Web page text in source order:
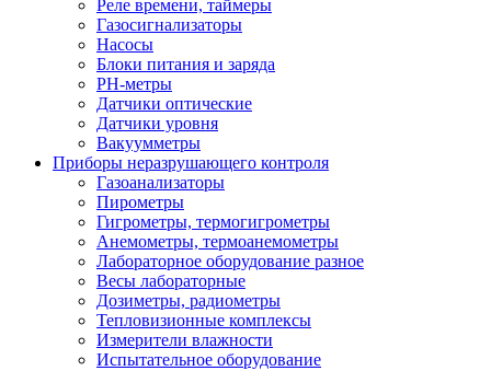
Реле времени, таймеры
Газосигнализаторы
Насосы
Блоки питания и заряда
PH-метры
Датчики оптические
Датчики уровня
Вакуумметры
Приборы неразрушающего контроля
Газоанализаторы
Пирометры
Гигрометры, термогигрометры
Анемометры, термоанемометры
Лабораторное оборудование разное
Весы лабораторные
Дозиметры, радиометры
Тепловизионные комплексы
Измерители влажности
Испытательное оборудование